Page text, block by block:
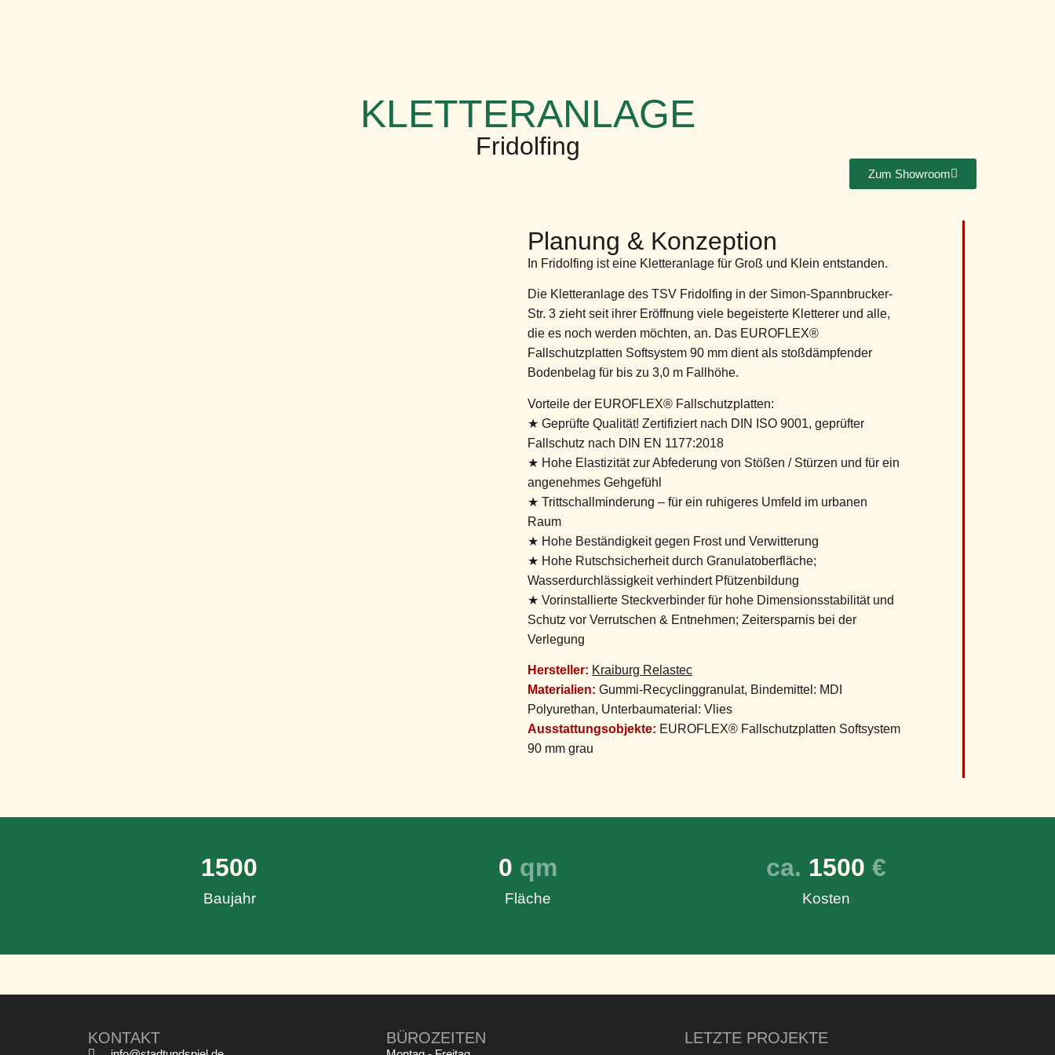
KLETTERANLAGE
Fridolfing
Zum Showroom
Planung & Konzeption
In Fridolfing ist eine Kletteranlage für Groß und Klein entstanden.
Die Kletteranlage des TSV Fridolfing in der Simon-Spannbrucker-
Str. 3 zieht seit ihrer Eröffnung viele begeisterte Kletterer und alle,
die es noch werden möchten, an. Das EUROFLEX®
Fallschutzplatten Softsystem 90 mm dient als stoßdämpfender
Bodenbelag für bis zu 3,0 m Fallhöhe.
Vorteile der EUROFLEX® Fallschutzplatten:
★ Geprüfte Qualität! Zertifiziert nach DIN ISO 9001, geprüfter
Fallschutz nach DIN EN 1177:2018
★ Hohe Elastizität zur Abfederung von Stößen / Stürzen und für ein
angenehmes Gehgefühl
★ Trittschallminderung – für ein ruhigeres Umfeld im urbanen
Raum
★ Hohe Beständigkeit gegen Frost und Verwitterung
★ Hohe Rutschsicherheit durch Granulatoberfläche;
Wasserdurchlässigkeit verhindert Pfützenbildung
★ Vorinstallierte Steckverbinder für hohe Dimensionsstabilität und
Schutz vor Verrutschen & Entnehmen; Zeitersparnis bei der
Verlegung
Hersteller: Kraiburg Relastec
Materialien: Gummi-Recyclinggranulat, Bindemittel: MDI
Polyurethan, Unterbaumaterial: Vlies
Ausstattungsobjekte: EUROFLEX® Fallschutzplatten Softsystem
90 mm grau
Baujahr
1500
Fläche
0 qm
Kosten
ca. 1500 €
KONTAKT BÜROZEITEN LETZTE PROJEKTE